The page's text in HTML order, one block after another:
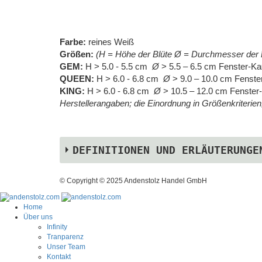
Farbe: reines Weiß
Größen: (H = Höhe der Blüte Ø = Durchmesser der
GEM: H > 5.0 - 5.5 cm Ø > 5.5 – 6.5 cm Fenster-
QUEEN: H > 6.0 - 6.8 cm Ø > 9.0 – 10.0 cm
KING: H > 6.0 - 6.8 cm Ø > 10.5 – 12.0 cm
Herstellerangaben; die Einordnung in
DEFINITIONEN UND
Konsistenz der Blütenblätter:
Ein Blütenblatt von weicher Konsistenz kann leicht
Oberfläche der Blütenblätter:
© Copyright © 2025 Andenstolz Handel GmbH
Home
Über uns
Infinity
Tranparenz
Unser Team
Kontakt